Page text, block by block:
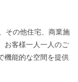
その他住宅、商業施
お客様一人一人のご
機能的な空間を提供